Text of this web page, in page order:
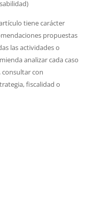
tiene carácter
propuestas
las actividades o
analizar cada caso
consultar con
fiscalidad o